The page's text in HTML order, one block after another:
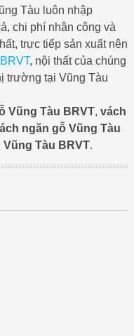
Tàu luôn nhập
chi phí nhân công và
trực tiếp sản xuất nên
, nội thất của chúng
trường tại Vũng Tàu
Vũng Tàu BRVT, vách
ngăn gỗ Vũng Tàu
Tàu BRVT.